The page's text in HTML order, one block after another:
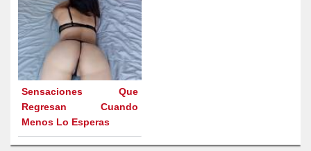
Sensaciones Que
Regresan Cuando
Menos Lo Esperas